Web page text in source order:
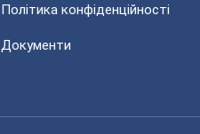
Політика конфіденційності
Документи